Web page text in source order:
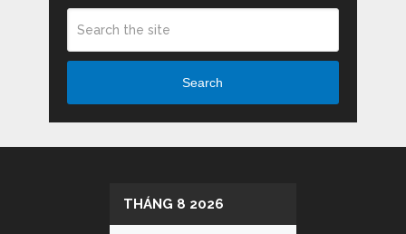
Search
THÁNG 8 2026